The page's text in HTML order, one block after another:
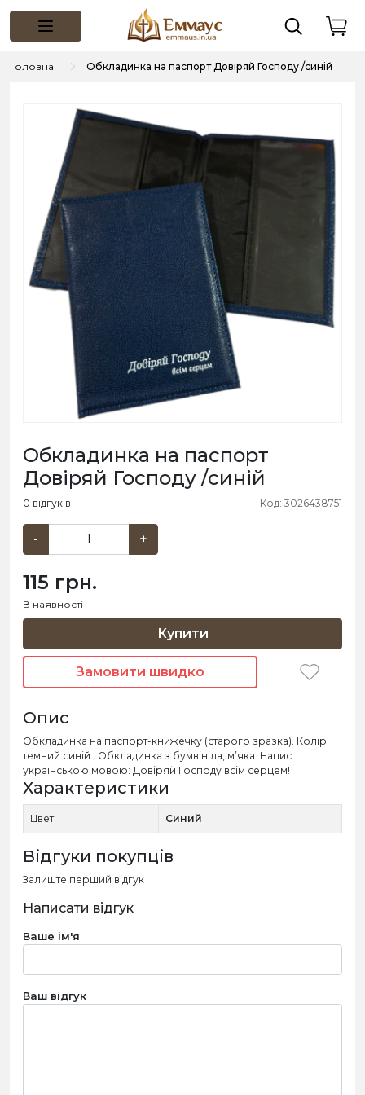
Головна Обкладинка на паспорт Довіряй Господу /синій
Обкладинка на паспорт
Довіряй Господу /синій
0 відгуків Код: 3026438751
- +
115 грн.
В наявності
Купити
Замовити швидко
Опис
Обкладинка на паспорт-книжечку (старого зразка). Колір
темний синій.. Обкладинка з бумвініла, м’яка. Напис
українською мовою: Довіряй Господу всім серцем!
Характеристики
Цвет Синий
Відгуки покупців
Залиште перший відгук
Написати відгук
Ваше ім'я
Ваш відгук